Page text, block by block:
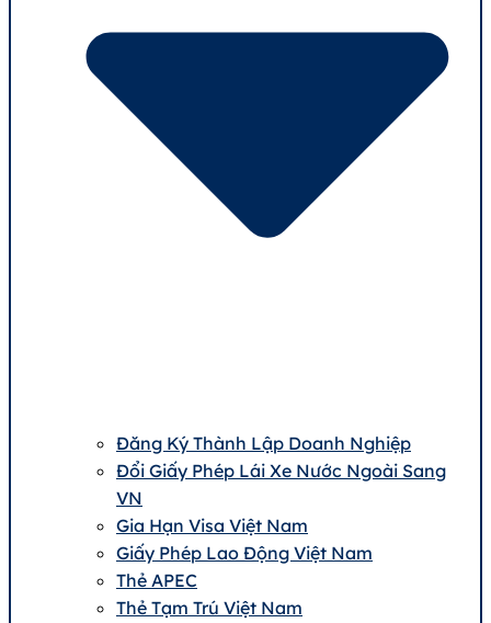
Đăng Ký Thành Lập Doanh Nghiệp
Đổi Giấy Phép Lái Xe Nước Ngoài Sang
VN
Gia Hạn Visa Việt Nam
Giấy Phép Lao Động Việt Nam
Thẻ APEC
Thẻ Tạm Trú Việt Nam